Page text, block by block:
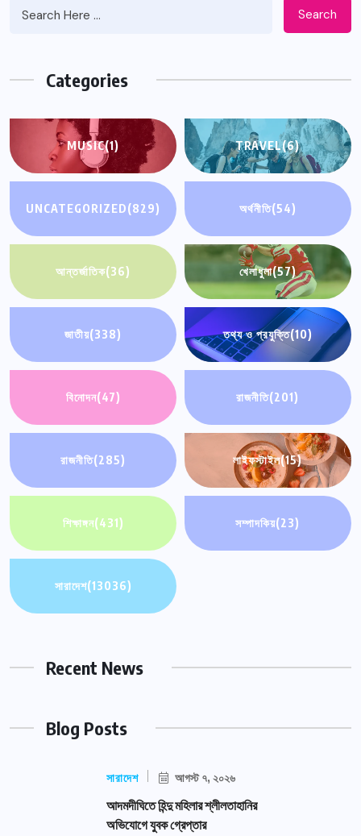
Search
Categories
MUSIC(1) TRAVEL(6)
UNCATEGORIZED(829) অর্থনীতি(54)
আন্তর্জাতিক(36) খেলাধুলা(57)
জাতীয়(338) তথ্য ও প্রযুক্তি(10)
বিনোদন(47) রাজনীতি(201)
রাজনীতি(285) লাইফস্টাইল(15)
শিক্ষাঙ্গন(431) সম্পাদকিয়(23)
সারাদেশ(13036)
Recent News
Blog Posts
সারাদেশ আগস্ট ৭, ২০২৬
আদমদীঘিতে হিন্দু মহিলার শ্লীলতাহানির
অভিযোগে যুবক গ্রেপ্তার